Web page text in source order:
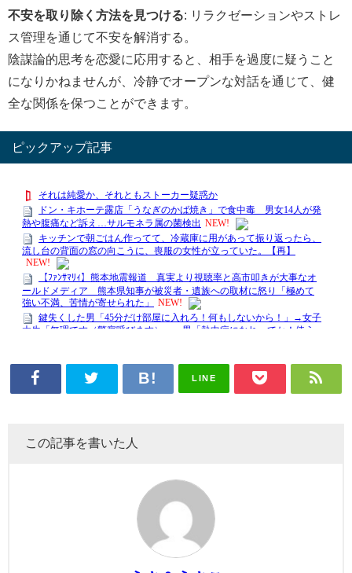
不安を取り除く方法を見つける: リラクゼーションやストレ
ス管理を通じて不安を解消する。
陰謀論的思考を恋愛に応用すると、相手を過度に疑うこと
になりかねませんが、冷静でオープンな対話を通じて、健
全な関係を保つことができます。
ピックアップ記事
LINE
この記事を書いた人